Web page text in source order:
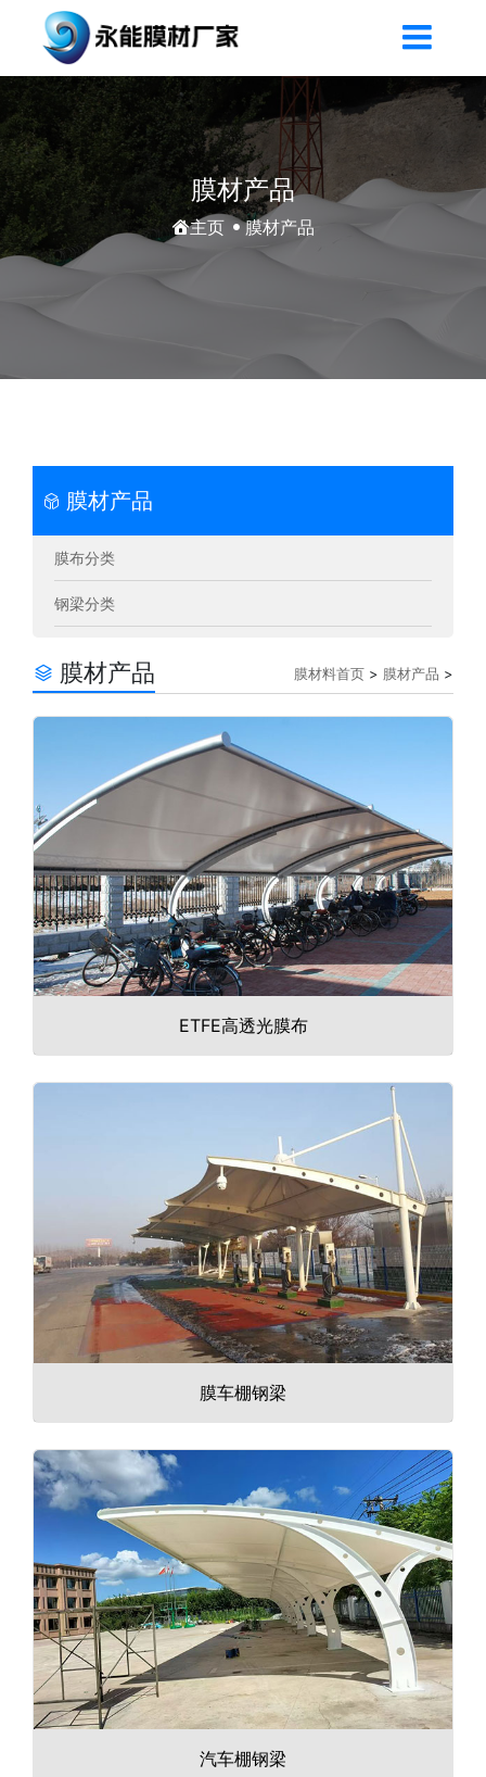
膜材产品
主页 膜材产品
膜材产品
膜布分类
钢梁分类
膜材产品 膜材料首页 > 膜材产品 >
ETFE高透光膜布
膜车棚钢梁
汽车棚钢梁